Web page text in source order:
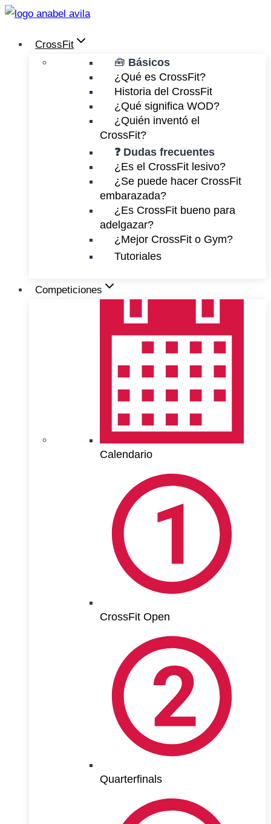
Saltar
contenidoCrossFit
🧰 Básicos
¿Qué es CrossFit?
Historia del CrossFit
¿Qué significa WOD?
¿Quién inventó el
CrossFit?
❓ Dudas frecuentes
¿Es el CrossFit lesivo?
¿Se puede hacer CrossFit
embarazada?
¿Es CrossFit bueno para
adelgazar?
¿Mejor CrossFit o Gym?
Tutoriales
Competiciones
Calendario
CrossFit Open
Quarterfinals